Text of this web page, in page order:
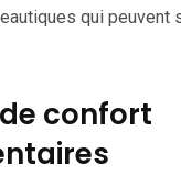
qui peuvent
confort